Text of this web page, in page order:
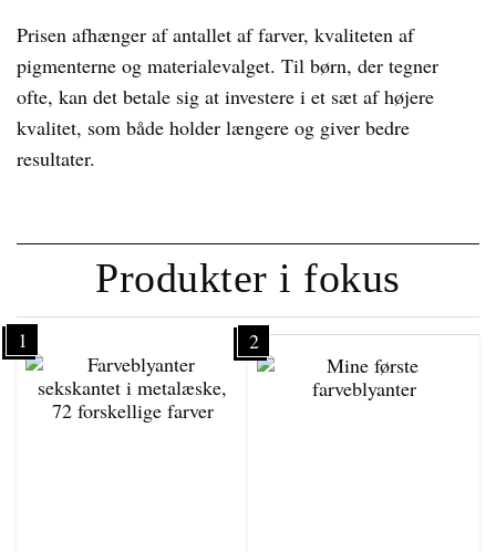
Prisen afhænger af antallet af farver, kvaliteten af
pigmenterne og materialevalget. Til børn, der tegner
ofte, kan det betale sig at investere i et sæt af højere
kvalitet, som både holder længere og giver bedre
resultater.
Produkter i fokus
1 2